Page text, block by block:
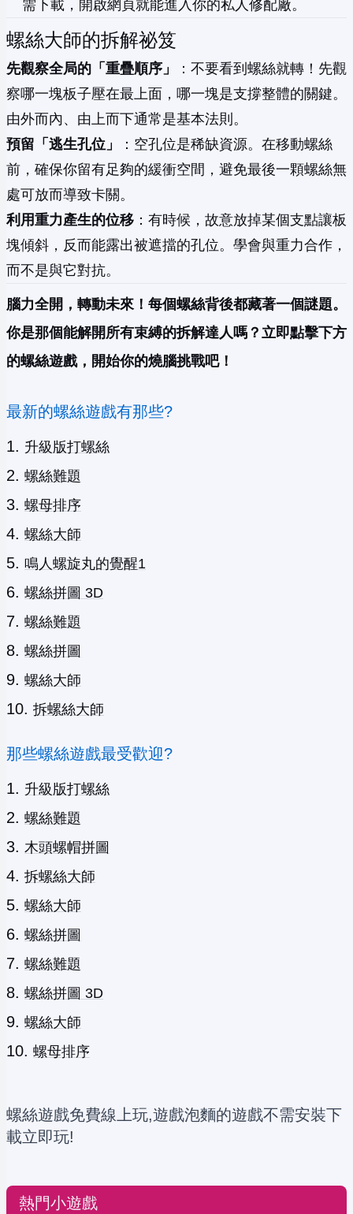
需下載，開啟網頁就能進入你的私人修配廠。
螺絲大師的拆解祕笈
先觀察全局的「重疊順序」
：不要看到螺絲就轉！先觀
察哪一塊板子壓在最上面，哪一塊是支撐整體的關鍵。
由外而內、由上而下通常是基本法則。
預留「逃生孔位」
：空孔位是稀缺資源。在移動螺絲
前，確保你留有足夠的緩衝空間，避免最後一顆螺絲無
處可放而導致卡關。
利用重力產生的位移 ：有時候，故意放掉某個支點讓板
塊傾斜，反而能露出被遮擋的孔位。學會與重力合作，
而不是與它對抗。
腦力全開，轉動未來！每個螺絲背後都藏著一個謎題。
你是那個能解開所有束縛的拆解達人嗎？立即點擊下方
的螺絲遊戲，開始你的燒腦挑戰吧！
最新的螺絲遊戲有那些?
升級版打螺絲
螺絲難題
螺母排序
螺絲大師
鳴人螺旋丸的覺醒1
螺絲拼圖 3D
螺絲難題
螺絲拼圖
螺絲大師
拆螺絲大師
那些螺絲遊戲最受歡迎?
升級版打螺絲
螺絲難題
木頭螺帽拼圖
拆螺絲大師
螺絲大師
螺絲拼圖
螺絲難題
螺絲拼圖 3D
螺絲大師
螺母排序
螺絲遊戲免費線上玩,遊戲泡麵的遊戲不需安裝下
載立即玩!
熱門小遊戲